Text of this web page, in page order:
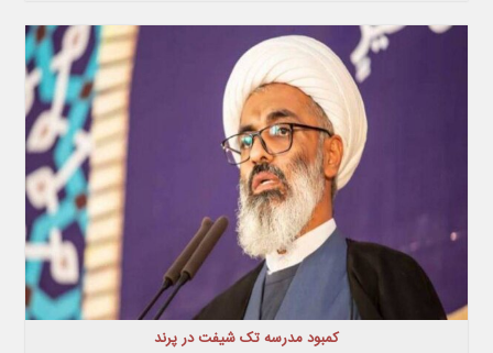
کمبود مدرسه تک شیفت در پرند